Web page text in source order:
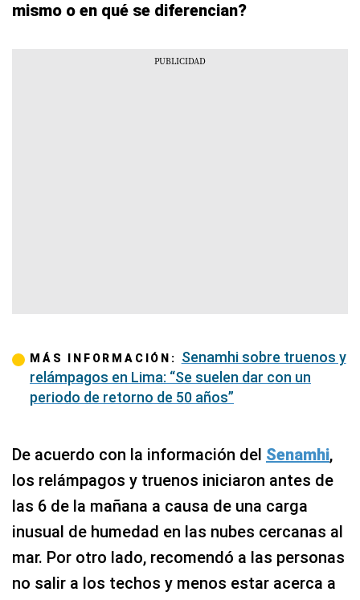
mismo o en qué se diferencian?
MÁS INFORMACIÓN: Senamhi sobre truenos y
relámpagos en Lima: “Se suelen dar con un
periodo de retorno de 50 años”
De acuerdo con la información del Senamhi,
los relámpagos y truenos iniciaron antes de
las 6 de la mañana a causa de una carga
inusual de humedad en las nubes cercanas al
mar. Por otro lado, recomendó a las personas
no salir a los techos y menos estar acerca a